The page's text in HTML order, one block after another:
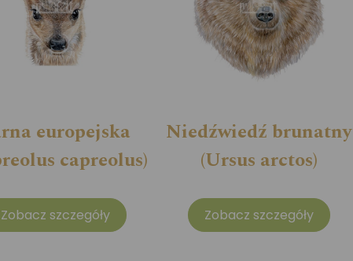
europejska
capreolus)
Zobacz szczegóły
Niedźwiedź brunatny
(Ursus arctos)
Zobacz szczegóły